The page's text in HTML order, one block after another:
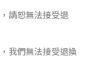
請恕無法接受退
我們無法接受退換